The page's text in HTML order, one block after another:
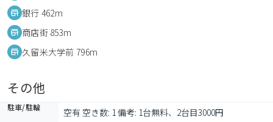
銀行 462m
商店街 853m
久留米大学前 796m
その他
駐車/駐輪 空有 空き数: 1 備考: 1台無料、2台目3000円